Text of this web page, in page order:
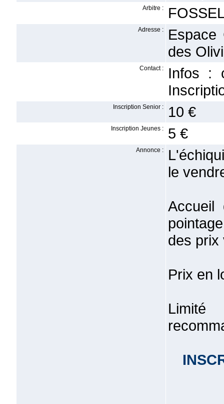
Arbitre :
Adresse :
des
Contact :
Infos :
Inscription Senior : 10 €
Inscription Jeunes : 5 €
Annonce :
le
Accueil
des prix
Prix en
Limité